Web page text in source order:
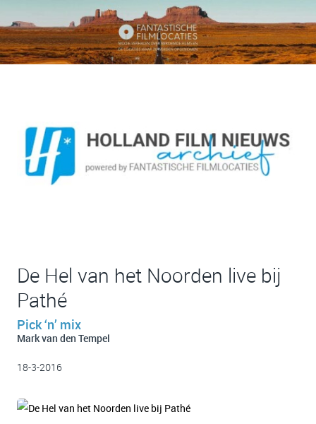
De Hel van het Noorden live bij
Pathé
Pick ‘n’ mix
Mark van den Tempel
18-3-2016